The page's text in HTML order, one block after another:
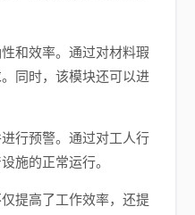
和效率。通过对材料瑕
同时，该模块还可以进
行预警。通过对工人行
施的正常运行。
提高了工作效率，还提